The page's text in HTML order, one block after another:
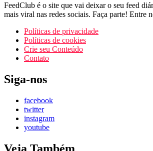
FeedClub é o site que vai deixar o seu feed
mais viral nas redes sociais. Faça parte! Entre
Políticas de privacidade
Políticas de cookies
Crie seu Conteúdo
Contato
Siga-nos
facebook
twitter
instagram
youtube
Veja Também